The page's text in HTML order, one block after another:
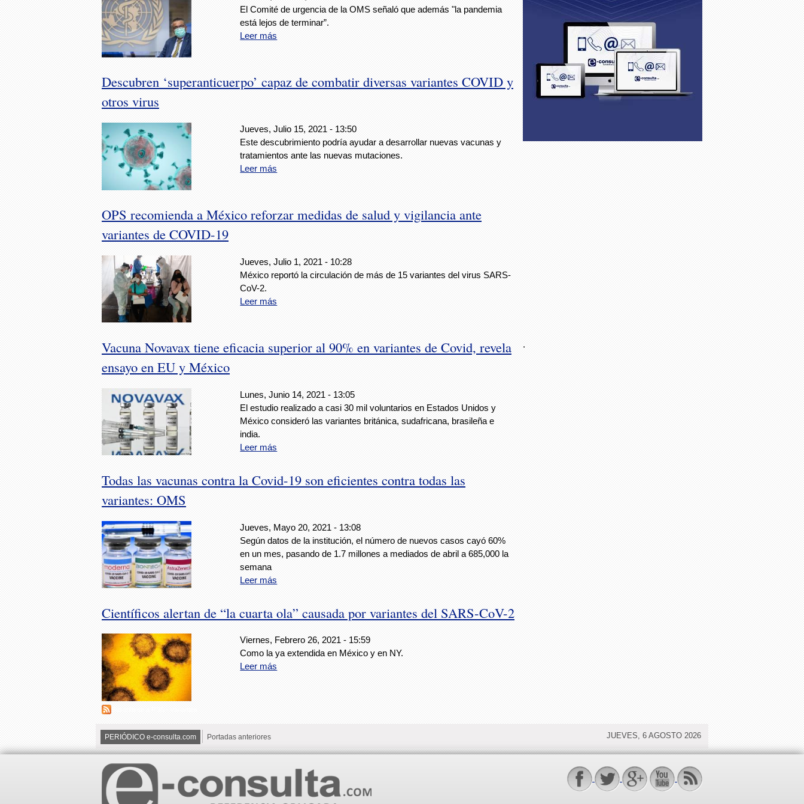
El Comité de urgencia de la OMS señaló que además "la pandemia
está lejos de terminar”.
Leer más
Descubren ‘superanticuerpo’ capaz de combatir diversas variantes COVID y
otros virus
Jueves, Julio 15, 2021 - 13:50
Este descubrimiento podría ayudar a desarrollar nuevas vacunas y
tratamientos ante las nuevas mutaciones.
Leer más
OPS recomienda a México reforzar medidas de salud y vigilancia ante
variantes de COVID-19
Jueves, Julio 1, 2021 - 10:28
México reportó la circulación de más de 15 variantes del virus SARS-
CoV-2.
Leer más
Vacuna Novavax tiene eficacia superior al 90% en variantes de Covid, revela
ensayo en EU y México
Lunes, Junio 14, 2021 - 13:05
El estudio realizado a casi 30 mil voluntarios en Estados Unidos y
México consideró las variantes británica, sudafricana, brasileña e
india.
Leer más
Todas las vacunas contra la Covid-19 son eficientes contra todas las
variantes: OMS
Jueves, Mayo 20, 2021 - 13:08
Según datos de la institución, el número de nuevos casos cayó 60%
en un mes, pasando de 1.7 millones a mediados de abril a 685,000 la
semana
Leer más
Científicos alertan de “la cuarta ola” causada por variantes del SARS-CoV-2
Viernes, Febrero 26, 2021 - 15:59
Como la ya extendida en México y en NY.
Leer más
.
PERIÓDICO e-consulta.com Portadas anteriores JUEVES, 6 AGOSTO 2026